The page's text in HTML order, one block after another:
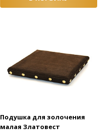
Подушка для золочения
малая Златовест